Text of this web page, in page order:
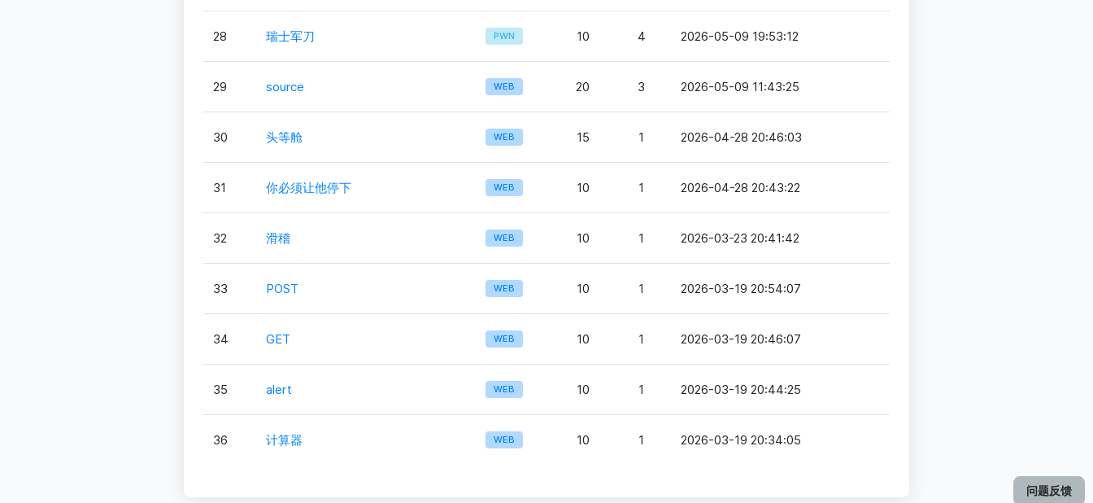
28 瑞士军刀 PWN 10 4 2026-05-09 19:53:12
29 source WEB 20 3 2026-05-09 11:43:25
30 头等舱 WEB 15 1 2026-04-28 20:46:03
31 你必须让他停下 WEB 10 1 2026-04-28 20:43:22
32 滑稽 WEB 10 1 2026-03-23 20:41:42
33 POST WEB 10 1 2026-03-19 20:54:07
34 GET WEB 10 1 2026-03-19 20:46:07
35 alert WEB 10 1 2026-03-19 20:44:25
36 计算器 WEB 10 1 2026-03-19 20:34:05
问题反馈